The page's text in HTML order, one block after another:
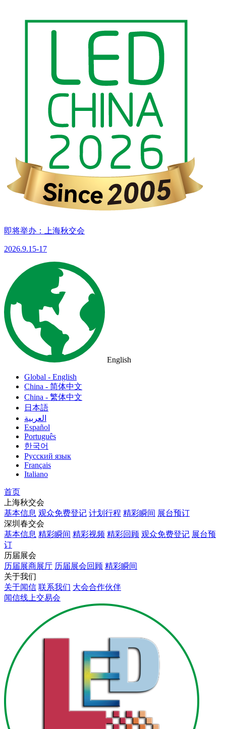
即将举办：上海秋交会
2026.9.15-17
English
Global - English
China - 简体中文
China - 繁体中文
日本語
العربية
Español
Português
한국어
Русский язык
Français
Italiano
首页
上海秋交会
基本信息 观众免费登记 计划行程 精彩瞬间 展台预订
深圳春交会
基本信息 精彩瞬间 精彩视频 精彩回顾 观众免费登记 展台预
订
历届展会
历届展商展厅 历届展会回顾 精彩瞬间
关于我们
关于闻信 联系我们 大会合作伙伴
闻信线上交易会